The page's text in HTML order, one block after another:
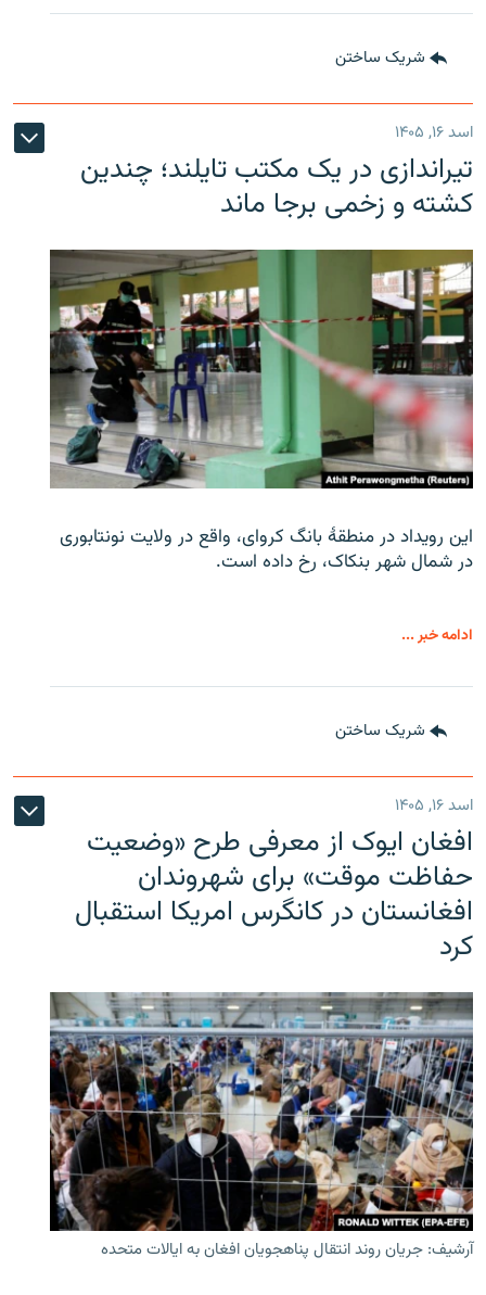
شریک ساختن
اسد ۱۶, ۱۴۰۵
تیراندازی در یک مکتب تایلند؛ چندین
کشته و زخمی برجا ماند
این رویداد در منطقۀ بانگ کروای، واقع در ولایت نونتابوری
در شمال شهر بنکاک، رخ داده است.
ادامه خبر ...
شریک ساختن
اسد ۱۶, ۱۴۰۵
افغان ایوک از معرفی طرح «وضعیت
حفاظت موقت» برای شهروندان
افغانستان در کانگرس امریکا استقبال
کرد
آرشیف: جریان روند انتقال پناهجویان افغان به ایالات متحده